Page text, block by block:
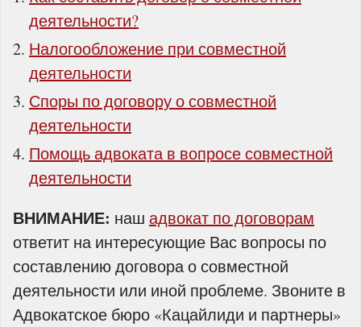
деятельности?
Налогообложение при совместной
деятельности
Споры по договору о совместной
деятельности
Помощь адвоката в вопросе совместной
деятельности
ВНИМАНИЕ: наш адвокат по договорам
ответит на интересующие Вас вопросы по
составлению договора о совместной
деятельности или иной проблеме. Звоните в
Адвокатское бюро «Кацайлиди и партнеры»